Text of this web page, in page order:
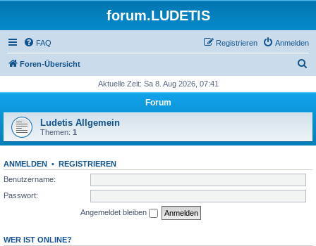
forum.LUDETIS
FAQ Anmelden
Registrieren
Foren-Übersicht
h
Aktuelle Zeit: Sa 8. Aug 2026, 07:41
Forum
Ludetis Allgemein
Themen: 1
ANMELDEN • REGISTRIEREN
Benutzername:
Passwort:
Angemeldet bleiben
WER IST ONLINE?